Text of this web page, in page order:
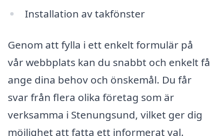
Installation av takfönster
Genom att fylla i ett enkelt formulär på
vår webbplats kan du snabbt och enkelt få
ange dina behov och önskemål. Du får
svar från flera olika företag som är
verksamma i Stenungsund, vilket ger dig
möjlighet att fatta ett informerat val.